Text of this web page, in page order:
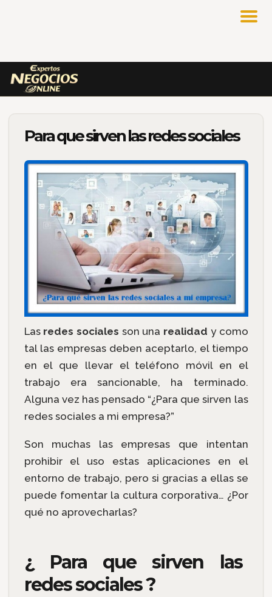
Para que sirven las redes sociales
Las redes sociales son una realidad y como
tal las empresas deben aceptarlo, el tiempo
en el que llevar el teléfono móvil en el
trabajo era sancionable, ha terminado.
Alguna vez has pensado “¿Para que sirven las
redes sociales a mi empresa?”
Son muchas las empresas que intentan
prohibir el uso estas aplicaciones en el
entorno de trabajo, pero si gracias a ellas se
puede fomentar la cultura corporativa… ¿Por
qué no aprovecharlas?
¿ Para que sirven las
redes sociales ?